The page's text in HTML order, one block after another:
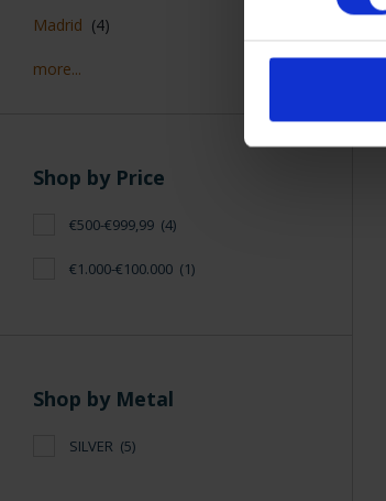
Madrid (4)
more...
Shop by Price
€500-€999,99 (4)
€1.000-€100.000 (1)
Shop by Metal
SILVER (5)